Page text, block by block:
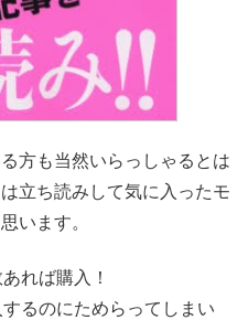
方も当然いらっしゃるとは
立ち読みして気に入ったモ
います。
れば購入！
るのにためらってしまい